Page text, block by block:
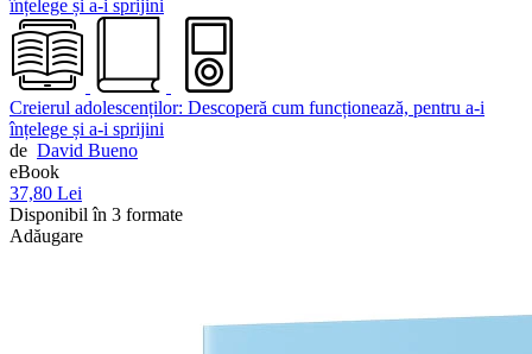
Creierul adolescenților: Descoperă cum funcționează, pentru a-i
înțelege și a-i sprijini
de David Bueno
eBook
37,80 Lei
Disponibil în 3 formate
Adăugare